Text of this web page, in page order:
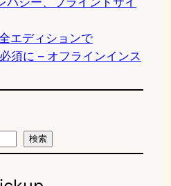
エディションで
須に – オフラインインス
検索